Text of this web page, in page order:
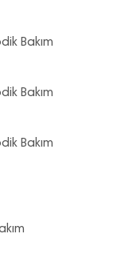
Bakım
Bakım
Bakım